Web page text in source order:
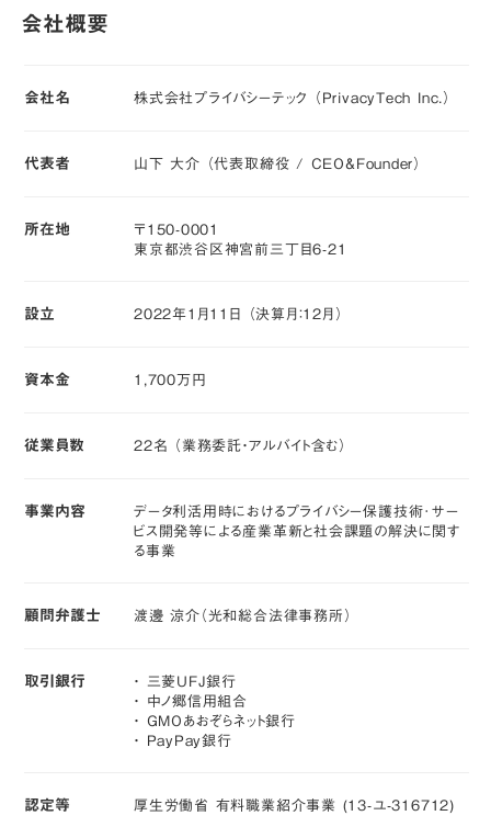
会社概要
会社名 株式会社プライバシーテック （PrivacyTech Inc.）
代表者 山下 大介 （​代表取締役 / CEO&Founder）
所在地 〒150-0001
東京都渋谷区神宮前三丁目6-21
設立 2022年1月11日 （決算月：12月）
資本金 1,700万円
従業員数 22名 （業務委託・アルバイト含む）
事業内容 データ利活用時におけるプライバシー保護技術･サー
ビス開発等による産業革新と社会課題の解決に関す
る事業
顧問弁護士 渡邊 涼介（光和総合法律事務所）
取引銀行 ・ 三菱UFJ銀行
・ 中ノ郷信用組合
・ GMOあおぞらネット銀行
・ PayPay銀行
認定等 厚生労働省 有料職業紹介事業 (13-ユ-316712)